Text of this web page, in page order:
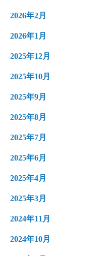
2026年2月
2026年1月
2025年12月
2025年10月
2025年9月
2025年8月
2025年7月
2025年6月
2025年4月
2025年3月
2024年11月
2024年10月